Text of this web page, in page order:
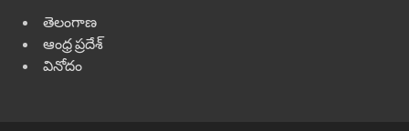
తెలంగాణ
ఆంధ్ర ప్రదేశ్
వినోదం